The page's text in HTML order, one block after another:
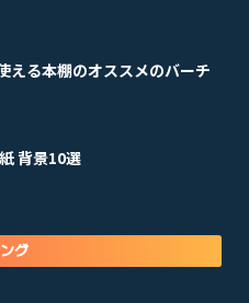
える本棚のオススメのバーチ
背景10選
グ